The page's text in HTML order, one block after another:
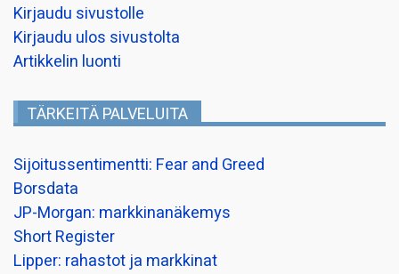
Kirjaudu sivustolle
Kirjaudu ulos sivustolta
Artikkelin luonti
TÄRKEITÄ PALVELUITA
Sijoitussentimentti: Fear and Greed
Borsdata
JP-Morgan: markkinanäkemys
Short Register
Lipper: rahastot ja markkinat